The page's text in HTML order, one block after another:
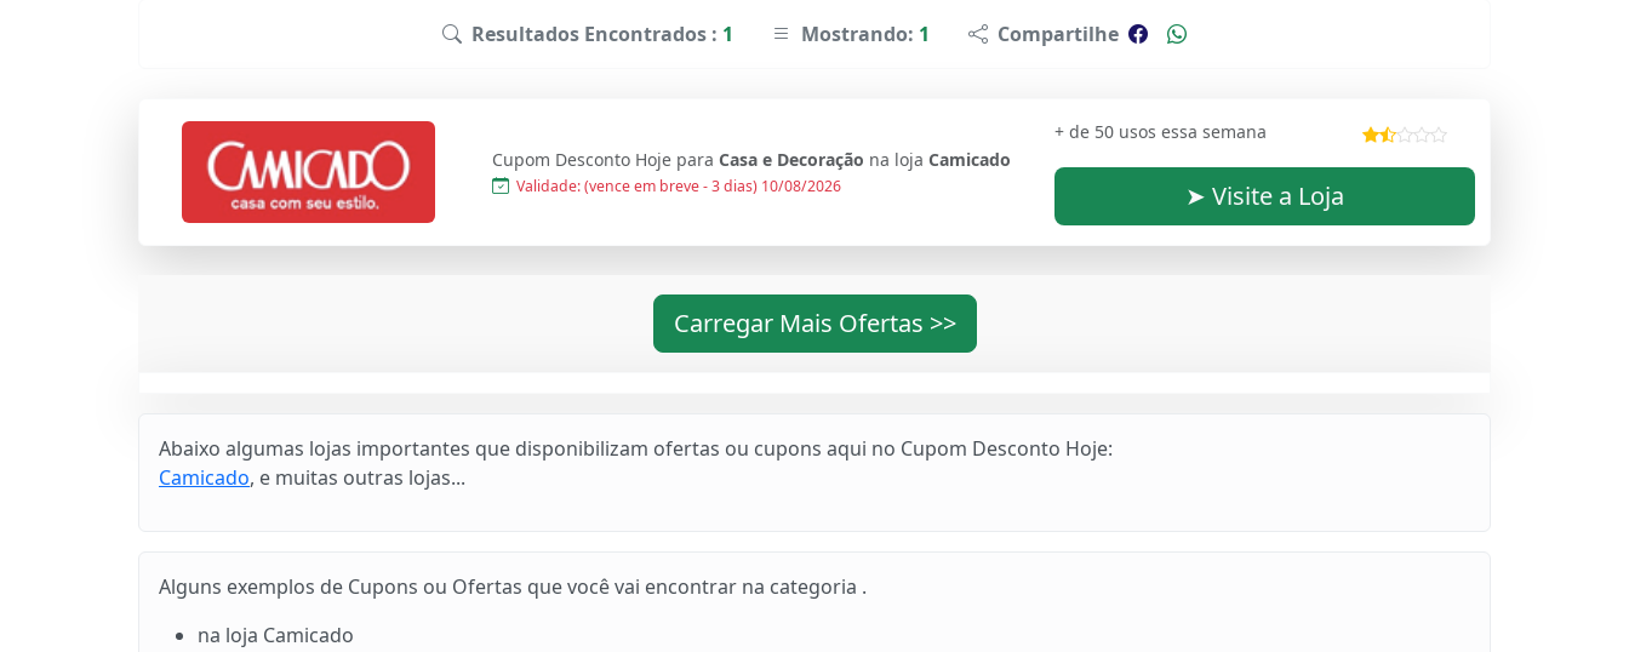
Resultados Encontrados : 1 Mostrando: 1 Compartilhe
Cupom Desconto Hoje para Casa e Decoração na loja Camicado
Validade: (vence em breve - 3 dias) 10/08/2026
+ de 50 usos essa semana
➤ Visite a Loja
Carregar Mais Ofertas >>
Abaixo algumas lojas importantes que disponibilizam ofertas ou cupons aqui no Cupom Desconto Hoje:
Camicado, e muitas outras lojas...
Alguns exemplos de Cupons ou Ofertas que você vai encontrar na categoria .
na loja Camicado